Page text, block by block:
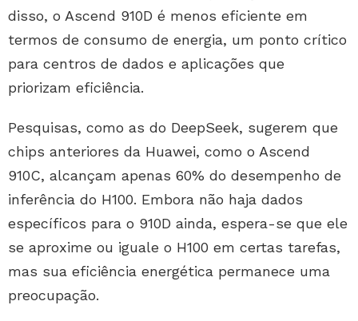
disso, o Ascend 910D é menos eficiente em
termos de consumo de energia, um ponto crítico
para centros de dados e aplicações que
priorizam eficiência.
Pesquisas, como as do DeepSeek, sugerem que
chips anteriores da Huawei, como o Ascend
910C, alcançam apenas 60% do desempenho de
inferência do H100. Embora não haja dados
específicos para o 910D ainda, espera-se que ele
se aproxime ou iguale o H100 em certas tarefas,
mas sua eficiência energética permanece uma
preocupação.